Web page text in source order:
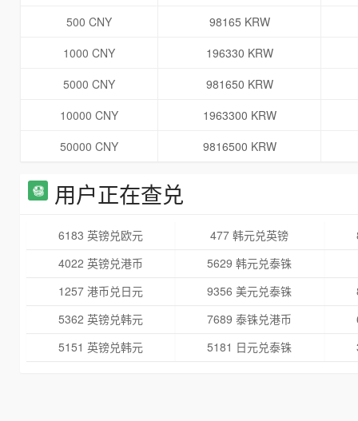
500 CNY
98165 KRW
1000 CNY
196330 KRW
5000 CNY
981650 KRW
10000 CNY
1963300 KRW
50000 CNY
9816500 KRW
用户正在查兑
6183 英镑兑欧元 477 韩元兑英镑
4022 英镑兑港币
5629 韩元兑泰铢
1257 港币兑日元
9356 美元兑泰铢
5362 英镑兑韩元
7689 泰铢兑港币
5151 英镑兑韩元
5181 日元兑泰铢